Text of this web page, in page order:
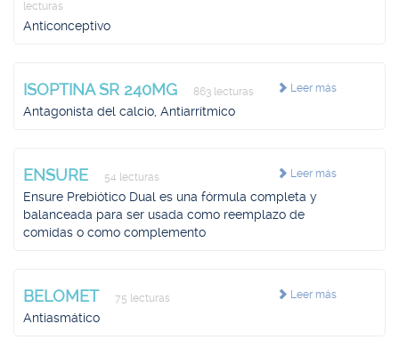
lecturas
Anticonceptivo
Leer más
ISOPTINA SR 240MG 863 lecturas
Antagonista del calcio, Antiarrítmico
Leer más
ENSURE 54 lecturas
Ensure Prebiótico Dual es una fórmula completa y
balanceada para ser usada como reemplazo de
comidas o como complemento
Leer más
BELOMET 75 lecturas
Antiasmático